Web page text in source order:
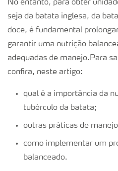
No entanto, para obter
seja da batata inglesa, da
doce, é fundamental
garantir uma nutrição
adequadas de manejo.Para
confira, neste artigo:
qual é a importância da
tubérculo da batata;
outras práticas de
como implementar um
balanceado.